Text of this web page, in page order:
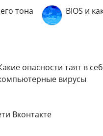
тона BIOS и
опасности таят в
вирусы
Вконтакте